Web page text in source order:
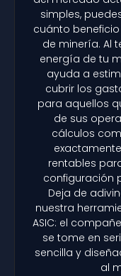
simples,
cuánto
de minería. Al
energía de tu
ayuda a
cubrir los
para aquellos
de sus
cálculos
rentables
configuración
Deja de
nuestra
ASIC: el
se tome en
sencilla y
al